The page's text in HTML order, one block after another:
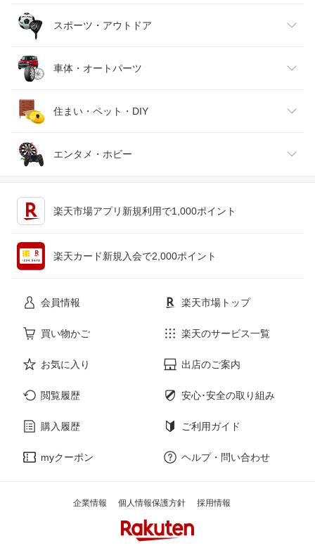
バッグ・小物・ブランド雑貨
靴
腕時計
ジュエリー・アクセサリー
ワイン
日本酒・焼酎
おもちゃ
家電
TV・オーディオ・カメラ
スマートフォン・タブレット
パソコン・周辺機器
スポーツ・アウトドア
スポーツ・アウトドア
ゴルフ
車体・オートパーツ
車用品・バイク用品
車・バイク
住まい・ペット・DIY
インテリア・寝具・収納
エンタメ・ホビー
本・雑誌・コミック
楽天市場アプリ新規利用で1,000ポイント
楽天カード新規入会で2,000ポイント
会員情報 楽天市場トップ
買い物かご 楽天のサービス一覧
お気に入り 出店のご案内
閲覧履歴 安心･安全の取り組み
購入履歴 ご利用ガイド
myクーポン ヘルプ・問い合わせ
企業情報 個人情報保護方針 採用情報